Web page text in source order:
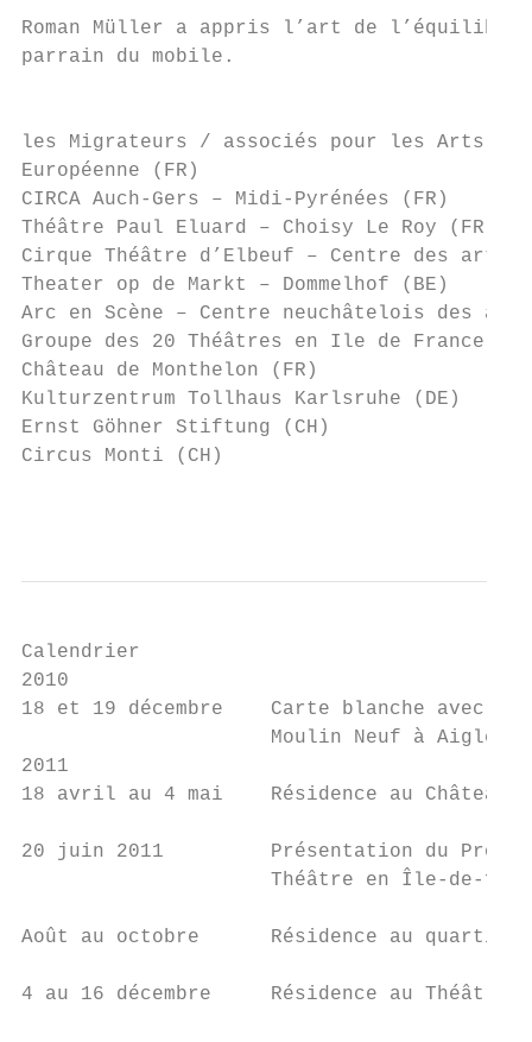
Roman Müller a appris l’art de
parrain du mobile.
les Migrateurs / associés pour les Arts du
Européenne (FR)
CIRCA Auch-Gers – Midi-Pyrénées (FR)
Théâtre Paul Eluard – Choisy Le Roy (FR)
Cirque Théâtre d’Elbeuf – Centre des arts
Theater op de Markt – Dommelhof (BE)
Arc en Scène – Centre neuchâtelois des
Groupe des 20 Théâtres en Ile de France
Château de Monthelon (FR)
Kulturzentrum Tollhaus Karlsruhe (DE)
Ernst Göhner Stiftung (CH)
Circus Monti (CH)
Calendrier
2010
18 et 19 décembre    Carte blanche avec la
Moulin Neuf à Aigle
2011
18 avril au 4 mai    Résidence au Château
20 juin 2011         Présentation du Projet.
Théâtre en Île-de-
Août au octobre      Résidence au quartier
4 au 16 décembre     Résidence au Théâtre